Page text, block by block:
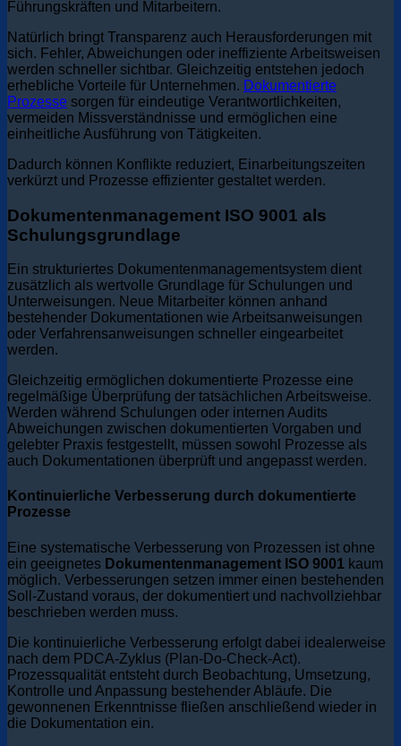
Führungskräften und Mitarbeitern.
Natürlich bringt Transparenz auch Herausforderungen mit
sich. Fehler, Abweichungen oder ineffiziente Arbeitsweisen
werden schneller sichtbar. Gleichzeitig entstehen jedoch
erhebliche Vorteile für Unternehmen. Dokumentierte
Prozesse sorgen für eindeutige Verantwortlichkeiten,
vermeiden Missverständnisse und ermöglichen eine
einheitliche Ausführung von Tätigkeiten.
Dadurch können Konflikte reduziert, Einarbeitungszeiten
verkürzt und Prozesse effizienter gestaltet werden.
Dokumentenmanagement ISO 9001 als
Schulungsgrundlage
Ein strukturiertes Dokumentenmanagementsystem dient
zusätzlich als wertvolle Grundlage für Schulungen und
Unterweisungen. Neue Mitarbeiter können anhand
bestehender Dokumentationen wie Arbeitsanweisungen
oder Verfahrensanweisungen schneller eingearbeitet
werden.
Gleichzeitig ermöglichen dokumentierte Prozesse eine
regelmäßige Überprüfung der tatsächlichen Arbeitsweise.
Werden während Schulungen oder internen Audits
Abweichungen zwischen dokumentierten Vorgaben und
gelebter Praxis festgestellt, müssen sowohl Prozesse als
auch Dokumentationen überprüft und angepasst werden.
Kontinuierliche Verbesserung durch dokumentierte
Prozesse
Eine systematische Verbesserung von Prozessen ist ohne
ein geeignetes Dokumentenmanagement ISO 9001 kaum
möglich. Verbesserungen setzen immer einen bestehenden
Soll-Zustand voraus, der dokumentiert und nachvollziehbar
beschrieben werden muss.
Die kontinuierliche Verbesserung erfolgt dabei idealerweise
nach dem PDCA-Zyklus (Plan-Do-Check-Act).
Prozessqualität entsteht durch Beobachtung, Umsetzung,
Kontrolle und Anpassung bestehender Abläufe. Die
gewonnenen Erkenntnisse fließen anschließend wieder in
die Dokumentation ein.